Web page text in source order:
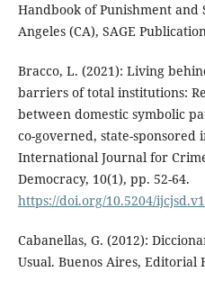
Handbook of Punishment and
Angeles (CA), SAGE
Bracco, L. (2021): Living
barriers of total institutions:
between domestic symbolic
co-governed, state-sponsored
International Journal for
Democracy, 10(1), pp. 52-64.
https://doi.org/10.5204/
Cabanellas, G. (2012):
Usual. Buenos Aires, Editorial